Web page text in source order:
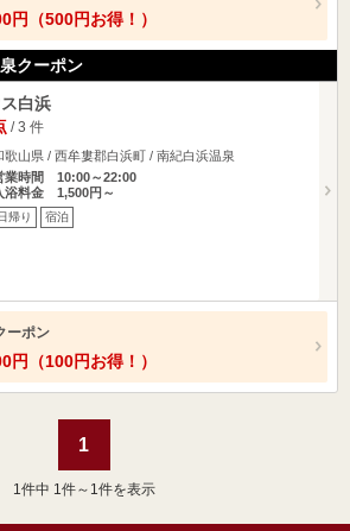
円（500円お得！）
クーポン
白浜
/ 3 件
歌山県 / 西牟婁郡白浜町 / 南紀白浜温泉
業時間 10:00～22:00
浴料金 1,500円～
帰り 宿泊
ーポン
円（100円お得！）
1
1 件中 1件～1件を表示